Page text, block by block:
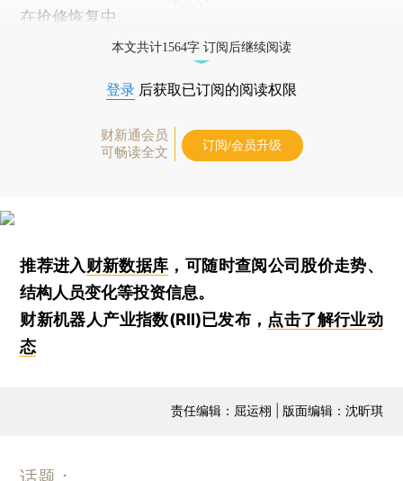
在抢修恢复中。
本文共计1564字 订阅后继续阅读
登录 后获取已订阅的阅读权限
财新通会员
可畅读全文
订阅/会员升级
推荐进入财新数据库 ，可随时查阅公司股价走势、
结构人员变化等投资信息。
财新机器人产业指数(RII)已发布， 点击了解行业动
态
责任编辑：屈运栩 | 版面编辑：沈昕琪